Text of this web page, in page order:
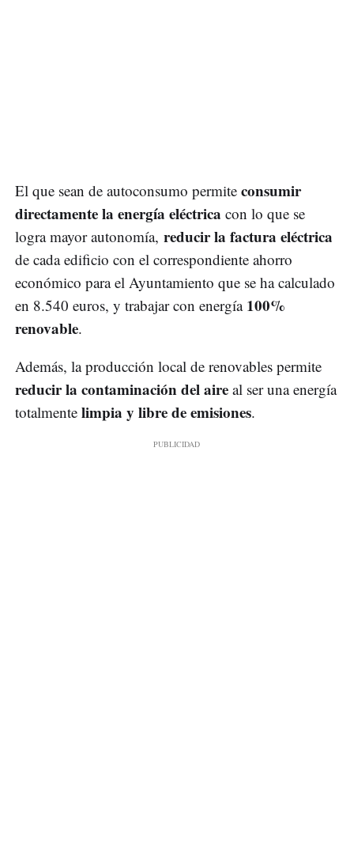
El que sean de autoconsumo permite consumir
directamente la energía eléctrica con lo que se
logra mayor autonomía, reducir la factura eléctrica
de cada edificio con el correspondiente ahorro
económico para el Ayuntamiento que se ha calculado
en 8.540 euros, y trabajar con energía100%
renovable.
Además, la producción local de renovables permite
reducir la contaminacióndel aire al ser una energía
totalmente limpia y libre de emisiones.